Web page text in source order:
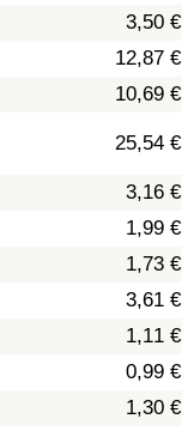
3,50 €
12,87 €
10,69 €
25,54 €
3,16 €
1,99 €
1,73 €
3,61 €
1,11 €
0,99 €
1,30 €